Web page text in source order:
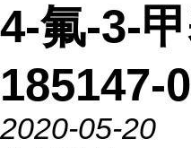
4-氟-3-
185147-
2020-05-20